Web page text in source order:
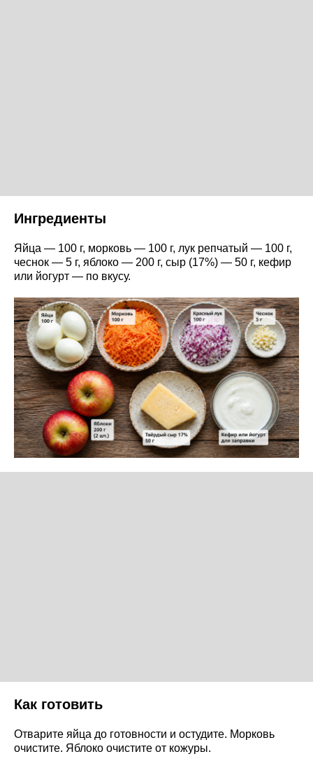
Ингредиенты
Яйца — 100 г, морковь — 100 г, лук репчатый — 100 г,
чеснок — 5 г, яблоко — 200 г, сыр (17%) — 50 г, кефир
или йогурт — по вкусу.
Как готовить
Отварите яйца до готовности и остудите. Морковь
очистите. Яблоко очистите от кожуры.